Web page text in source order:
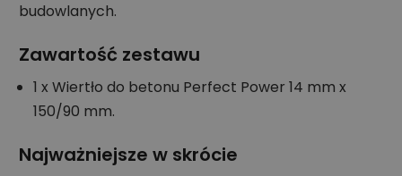
budowlanych.
Zawartość zestawu
1 x Wiertło do betonu Perfect Power 14 mm x
150/90 mm.
Najważniejsze w skrócie